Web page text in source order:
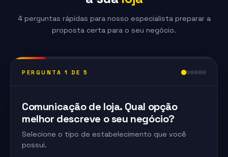
4 perguntas rápidas para nosso especialista preparar a
proposta certa para o seu negócio.
PERGUNTA 1 DE 5
Comunicação de loja. Qual opção
melhor descreve o seu negócio?
Selecione o tipo de estabelecimento que você
possui.